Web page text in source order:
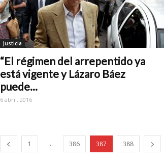
Justicia
“El régimen del arrepentido ya
está vigente y Lázaro Báez
puede...
6 abril, 2016
1 ... 386 387 388